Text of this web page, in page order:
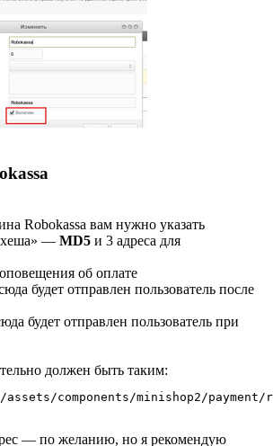
Robokassa вам нужно указать
хеша» — MD5 и 3 адреса для
об оплате
будет отправлен пользователь после
будет отправлен пользователь при
должен быть таким:
components/minishop2/payment/
— по желанию, но я рекомендую